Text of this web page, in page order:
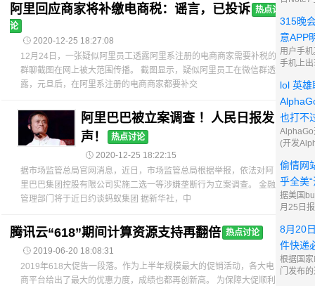
阿里回应商家将补缴电商税：谣言，已投诉 热点讨
论
 2020-12-25 18:27:08
12月24日，一张疑似阿里员工透露阿里系注册的电商商家需要补税的
群聊截图在网上被大范围传播。 截图显示，疑似阿里员工在微信群透
露，元旦后，在阿里系注册的电商商家都要补交
阿里巴巴被立案调查 ！人民日报发
声！
热点讨论
 2020-12-25 18:22:15
据市场监管总局官网消息，近日，市场监管总局根据举报，依法对阿
里巴巴集团控股有限公司实施二选一等涉嫌垄断行为立案调查。 金融
管理部门将于近日约谈蚂蚁集团 据新华社，中
腾讯云“618”期间计算资源支持再翻倍 热点讨论
 2019-06-20 18:08:31
2019年618大促告一段落。作为上半年规模最大的促销活动，各大电
商平台给出了最大的优惠力度，成绩也都再创新高。 为保障大促顺利
无非是
所趋势
损失降
者的行
315晚
意APP
用户手
手机上
光，这
一个叫
这个域
注册的
lol 英雄
也打不
(开发
类。人
桥段屡
实的时
4000年
偷情网
乎全美“
据美国
月25日
户数据
数地区“
辛免于难
8月20
件快递
根据国
门发布